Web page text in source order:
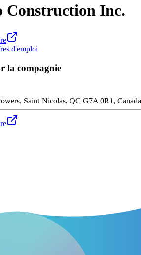
Construction Inc.
d'emploi
la compagnie
Saint-Nicolas, QC G7A 0R1, Canada